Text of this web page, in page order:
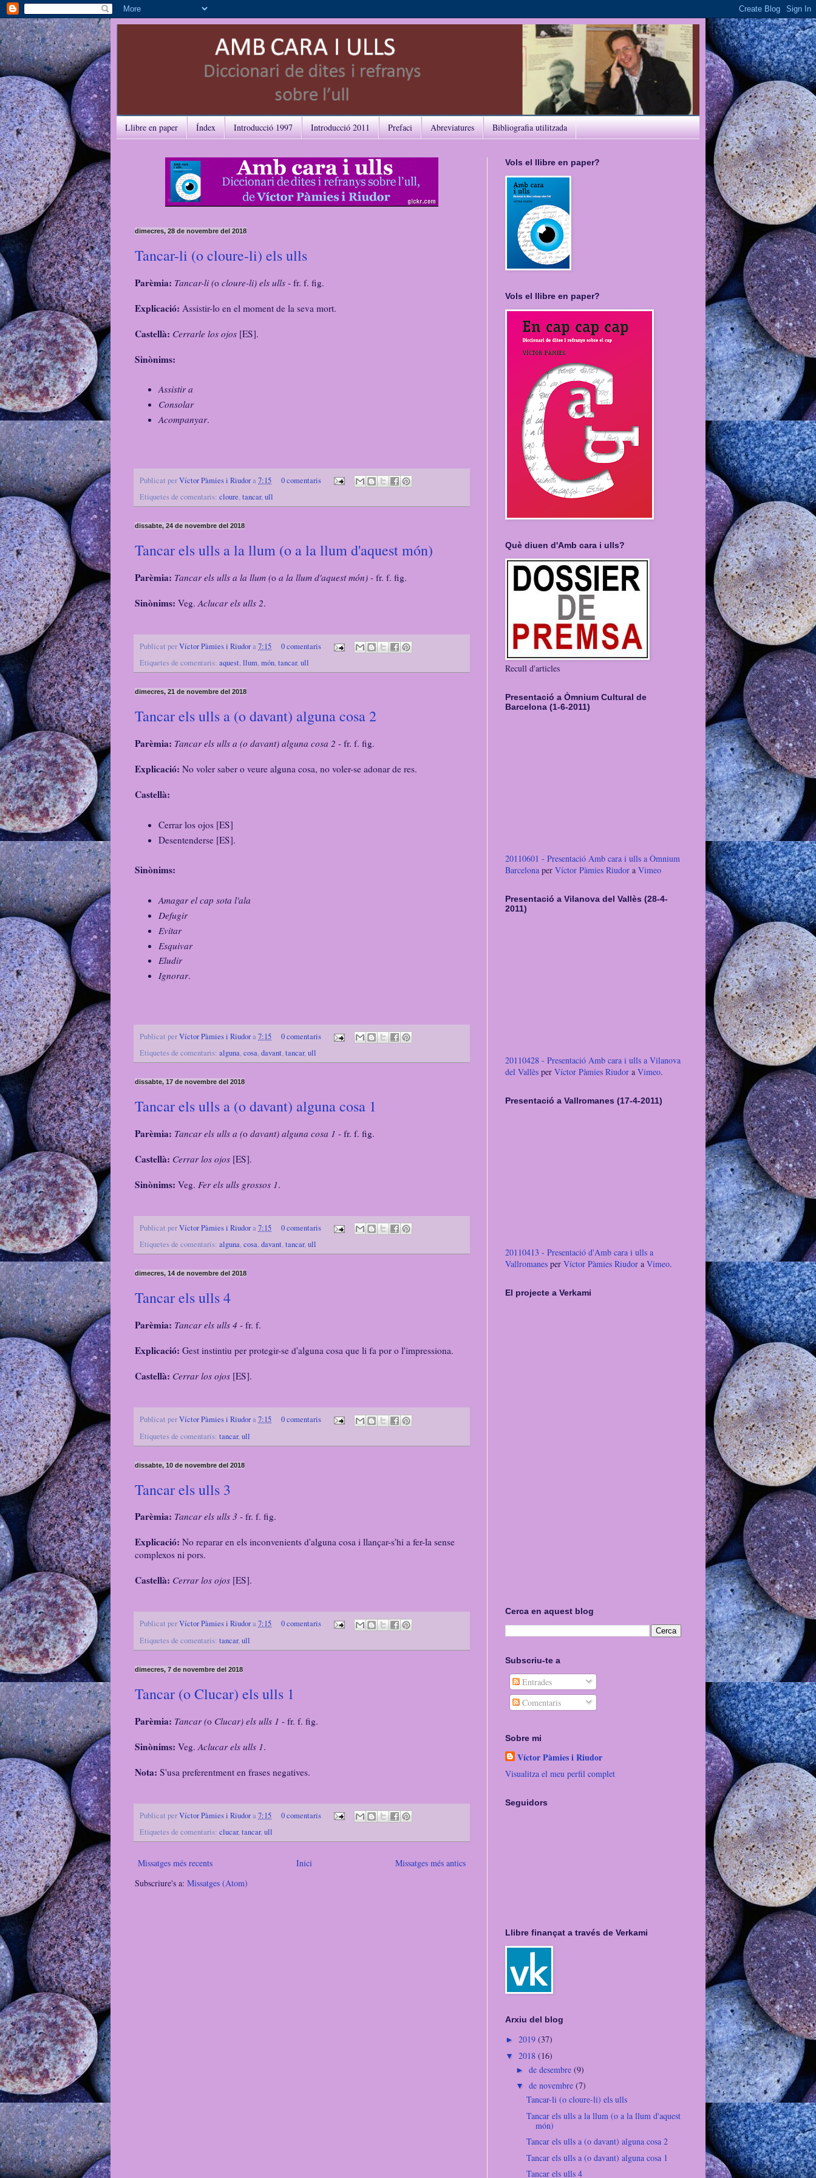
Llibre en paper Índex Introducció 1997 Introducció 2011 Prefaci Abreviatures Bibliografia utilitzada
dimecres, 28 de novembre del 2018
Tancar-li (o cloure-li) els ulls
Parèmia: Tancar-li (o cloure-li) els ulls - fr. f. fig.
Explicació: Assistir-lo en el moment de la seva mort.
Castellà: Cerrarle los ojos [ES].
Sinònims:
Assistir a
Consolar
Acompanyar.
Publicat perVíctor Pàmies i Riudora7:15
0 comentaris
Etiquetes de comentaris: cloure,tancar,ull
dissabte, 24 de novembre del 2018
Tancar els ulls a la llum (o a la llum d'aquest món)
Parèmia: Tancar els ulls a la llum (o a la llum d'aquest món) - fr. f. fig.
Sinònims: Veg. Aclucar els ulls 2.
Publicat perVíctor Pàmies i Riudora7:15
0 comentaris
Etiquetes de comentaris: aquest,llum,món,tancar,ull
dimecres, 21 de novembre del 2018
Tancar els ulls a (o davant) alguna cosa 2
Parèmia: Tancar els ulls a (o davant) alguna cosa 2 - fr. f. fig.
Explicació: No voler saber o veure alguna cosa, no voler-se adonar de res.
Castellà:
Cerrar los ojos [ES]
Desentenderse [ES].
Sinònims:
Amagar el cap sota l'ala
Defugir
Evitar
Esquivar
Eludir
Ignorar.
Publicat perVíctor Pàmies i Riudora7:15
0 comentaris
Etiquetes de comentaris: alguna,cosa,davant,tancar,ull
dissabte, 17 de novembre del 2018
Tancar els ulls a (o davant) alguna cosa 1
Parèmia: Tancar els ulls a (o davant) alguna cosa 1 - fr. f. fig.
Castellà: Cerrar los ojos [ES].
Sinònims: Veg. Fer els ulls grossos 1.
Publicat perVíctor Pàmies i Riudora7:15
0 comentaris
Etiquetes de comentaris: alguna,cosa,davant,tancar,ull
dimecres, 14 de novembre del 2018
Tancar els ulls 4
Parèmia: Tancar els ulls 4 - fr. f.
Explicació: Gest instintiu per protegir-se d'alguna cosa que li fa por o l'impressiona.
Castellà: Cerrar los ojos [ES].
Publicat perVíctor Pàmies i Riudora7:15
0 comentaris
Etiquetes de comentaris: tancar,ull
dissabte, 10 de novembre del 2018
Tancar els ulls 3
Parèmia: Tancar els ulls 3 - fr. f. fig.
Explicació: No reparar en els inconvenients d'alguna cosa i llançar-s'hi a fer-la sense
complexos ni pors.
Castellà: Cerrar los ojos [ES].
Publicat perVíctor Pàmies i Riudora7:15
0 comentaris
Etiquetes de comentaris: tancar,ull
dimecres, 7 de novembre del 2018
Tancar (o Clucar) els ulls 1
Parèmia: Tancar (o Clucar) els ulls 1 - fr. f. fig.
Sinònims: Veg. Aclucar els ulls 1.
Nota: S'usa preferentment en frases negatives.
Publicat perVíctor Pàmies i Riudora7:15
0 comentaris
Etiquetes de comentaris: clucar,tancar,ull
Missatges més recents Missatges més antics
Inici
Subscriure's a: Missatges (Atom)
Vols el llibre en paper?
Vols el llibre en paper?
Què diuen d'Amb cara i ulls?
Recull d'articles
Presentació a Òmnium Cultural de
Barcelona (1-6-2011)
20110601 - Presentació Amb cara i ulls a Òmnium
Barcelona per Víctor Pàmies Riudor a Vimeo
Presentació a Vilanova del Vallès (28-4-
2011)
20110428 - Presentació Amb cara i ulls a Vilanova
del Vallès per Víctor Pàmies Riudor a Vimeo.
Presentació a Vallromanes (17-4-2011)
20110413 - Presentació d'Amb cara i ulls a
Vallromanes per Víctor Pàmies Riudor a Vimeo.
El projecte a Verkami
Cerca en aquest blog
Subscriu-te a
Entrades
Comentaris
Sobre mi
Víctor Pàmies i Riudor
Visualitza el meu perfil complet
Seguidors
Llibre finançat a través de Verkami
Arxiu del blog
► 2019 (37)
▼ 2018 (16)
► de desembre (9)
▼ de novembre (7)
Tancar-li (o cloure-li) els ulls
Tancar els ulls a la llum (o a la llum d'aquest
món)
Tancar els ulls a (o davant) alguna cosa 2
Tancar els ulls a (o davant) alguna cosa 1
Tancar els ulls 4